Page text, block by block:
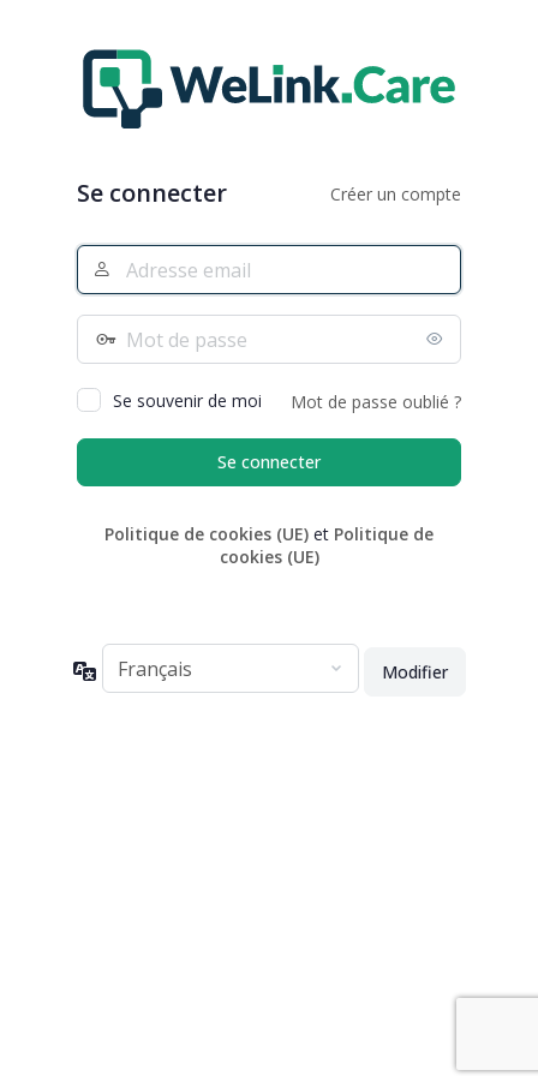
connecter
Se connecter Créer un compte
Adresse
Mot
Se souvenir de moi
Mot de passe oublié ?
Politique de cookies (UE) et Politique de
cookies (UE)
Langue